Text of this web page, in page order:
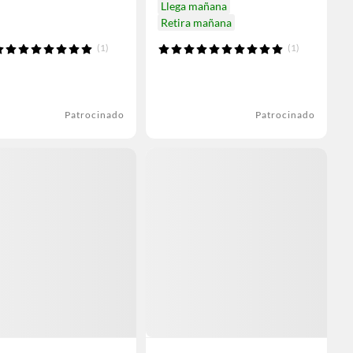
(1)
Patrocinado
Llega mañana
Retira mañana
(1)
Patrocinado